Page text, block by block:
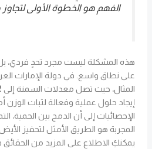
الفهم هو الخطوة الأولى لتجاوز
هذه المشكلة ليست مجرد تحدٍ فردي،
على نطاق واسع. في دولة الإمارات
المثال، حيث تصل معدلات السمنة إلى
إيجاد حلول عملية وفعالة لثبات الوزن
الإحصائيات إلى أن الدمج بين الحمية،
المجربة هو الطريق الأمثل لتحفيز
يمكنكِ الاطلاع على المزيد من